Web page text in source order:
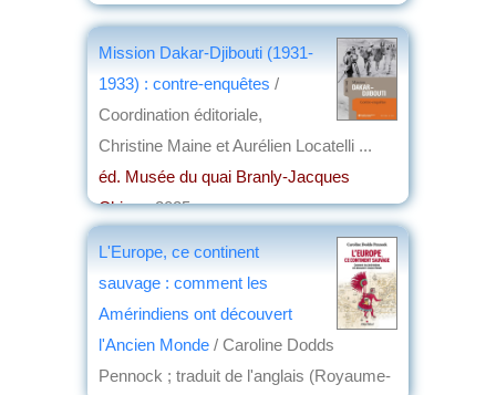
Mission Dakar-Djibouti (1931-
1933) : contre-enquêtes /
Coordination éditoriale,
Christine Maine et Aurélien Locatelli ...
éd. Musée du quai Branly-Jacques
Chirac, 2025
L'Europe, ce continent
sauvage : comment les
Amérindiens ont découvert
l'Ancien Monde / Caroline Dodds
Pennock ; traduit de l'anglais (Royaume-